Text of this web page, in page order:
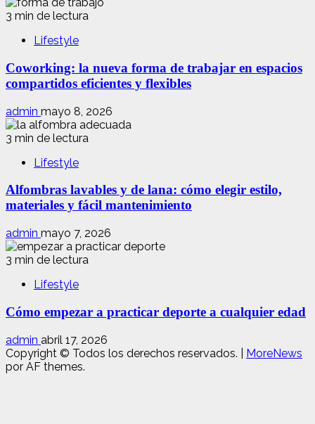
3 min de lectura
Lifestyle
Coworking: la nueva forma de trabajar en espacios
compartidos eficientes y flexibles
admin mayo 8, 2026
3 min de lectura
Lifestyle
Alfombras lavables y de lana: cómo elegir estilo,
materiales y fácil mantenimiento
admin mayo 7, 2026
3 min de lectura
Lifestyle
Cómo empezar a practicar deporte a cualquier edad
admin abril 17, 2026
Copyright © Todos los derechos reservados.
MoreNews
por AF themes.